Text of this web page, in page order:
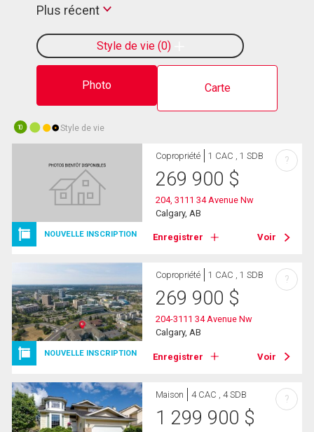
Photo Carte
Style de vie 0
Plus récent
10 Style de vie
NOUVELLE INSCRIPTION
Copropriété 1 CAC , 1 SDB
269 900 $
204, 3111 34 Avenue Nw
Calgary, AB
Enregistrer Voir
?
NOUVELLE INSCRIPTION
Copropriété 1 CAC , 1 SDB
269 900 $
204-3111 34 Avenue Nw
Calgary, AB
Enregistrer Voir
?
Maison 4 CAC , 4 SDB
1 299 900 $
?